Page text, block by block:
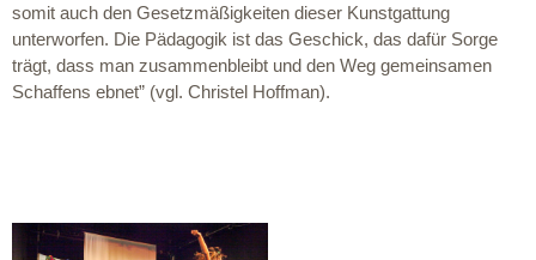
somit auch den Gesetzmäßigkeiten dieser Kunstgattung
unterworfen. Die Pädagogik ist das Geschick, das dafür Sorge
trägt, dass man zusammenbleibt und den Weg gemeinsamen
Schaffens ebnet” (vgl. Christel Hoffman).